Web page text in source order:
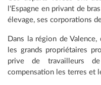
l'Espagne en privant de
élevage, ses corporations
Dans la région de
les grands propriétaires
prive de travailleurs
compensation les terres et